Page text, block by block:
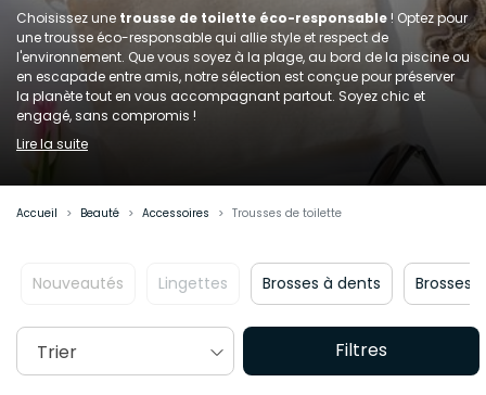
Choisissez une trousse de toilette éco-responsable! Optez pour
une trousse éco-responsable qui allie style et respect de
l'environnement. Que vous soyez à la plage, au bord de la piscine ou
en escapade entre amis, notre sélection est conçue pour préserver
la planète tout en vous accompagnant partout. Soyez chic et
engagé, sans compromis !
Lire la suite
Accueil Beauté Accessoires Trousses de toilette
Nouveautés Lingettes Brosses à dents
Filtres
Trier